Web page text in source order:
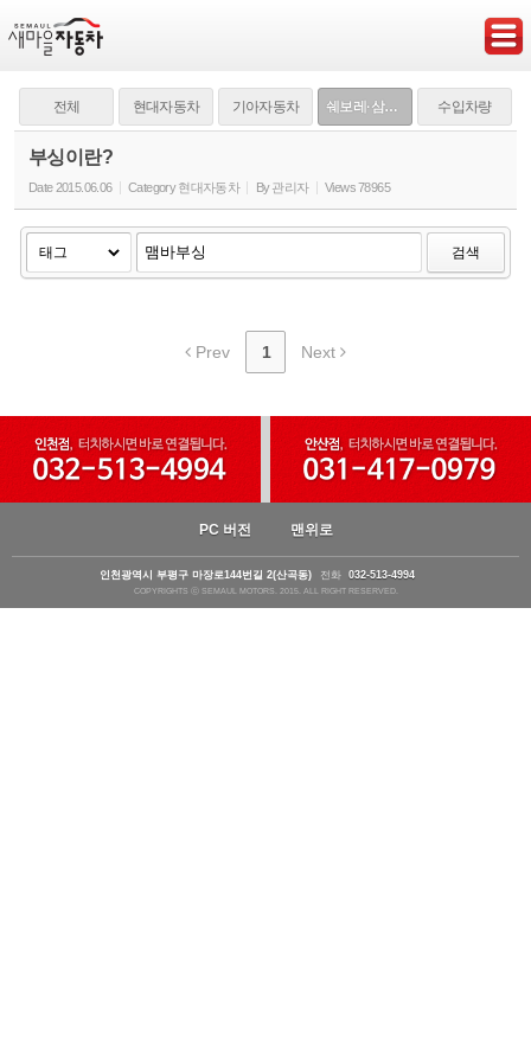
전체 현대자동차 기아자동차 쉐보레·삼성·쌍용 수입차량
부싱이란?
Date2015.06.06 Category 현대자동차 By 관리자 Views78965
검색
Prev 1 Next
PC 버전 맨위로
인천광역시 부평구 마장로144번길 2(산곡동) 전화 032-513-4994
COPYRIGHTS ⓒ SEMAUL MOTORS. 2015. ALL RIGHT RESERVED.
Sketchbook5, 스케치북5
Sketchbook5, 스케치북5